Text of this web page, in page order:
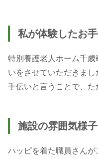
私が体験したお
特別養護老人ホーム千
いをさせていただきま
手伝いと言うことで、た
施設の雰囲気様子
ハッピを着た職員さん